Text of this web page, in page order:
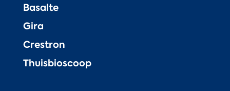
Basalte
Gira
Crestron
Thuisbioscoop